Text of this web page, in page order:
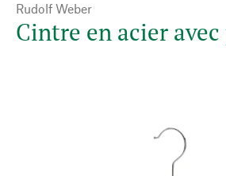
Rudolf Weber
Cintre en acier avec